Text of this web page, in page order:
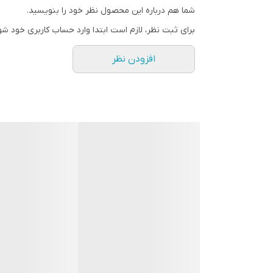
شما هم درباره این محصول نظر خود را بنویسید.
برای ثبت نظر، لازم است ابتدا وارد حساب کاربری خود
افزودن نظر